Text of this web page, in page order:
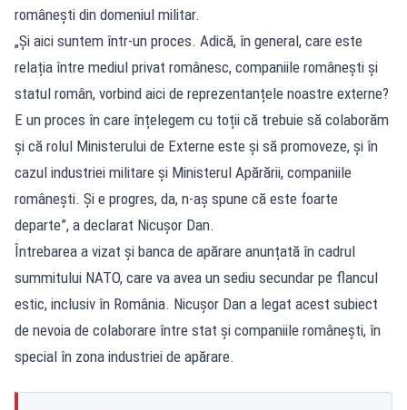
românești din domeniul militar.
„Și aici suntem într-un proces. Adică, în general, care este
relația între mediul privat românesc, companiile românești și
statul român, vorbind aici de reprezentanțele noastre externe?
E un proces în care înțelegem cu toții că trebuie să colaborăm
și că rolul Ministerului de Externe este și să promoveze, și în
cazul industriei militare și Ministerul Apărării, companiile
românești. Și e progres, da, n-aș spune că este foarte
departe”, a declarat Nicușor Dan.
Întrebarea a vizat și banca de apărare anunțată în cadrul
summitului NATO, care va avea un sediu secundar pe flancul
estic, inclusiv în România. Nicușor Dan a legat acest subiect
de nevoia de colaborare între stat și companiile românești, în
special în zona industriei de apărare.